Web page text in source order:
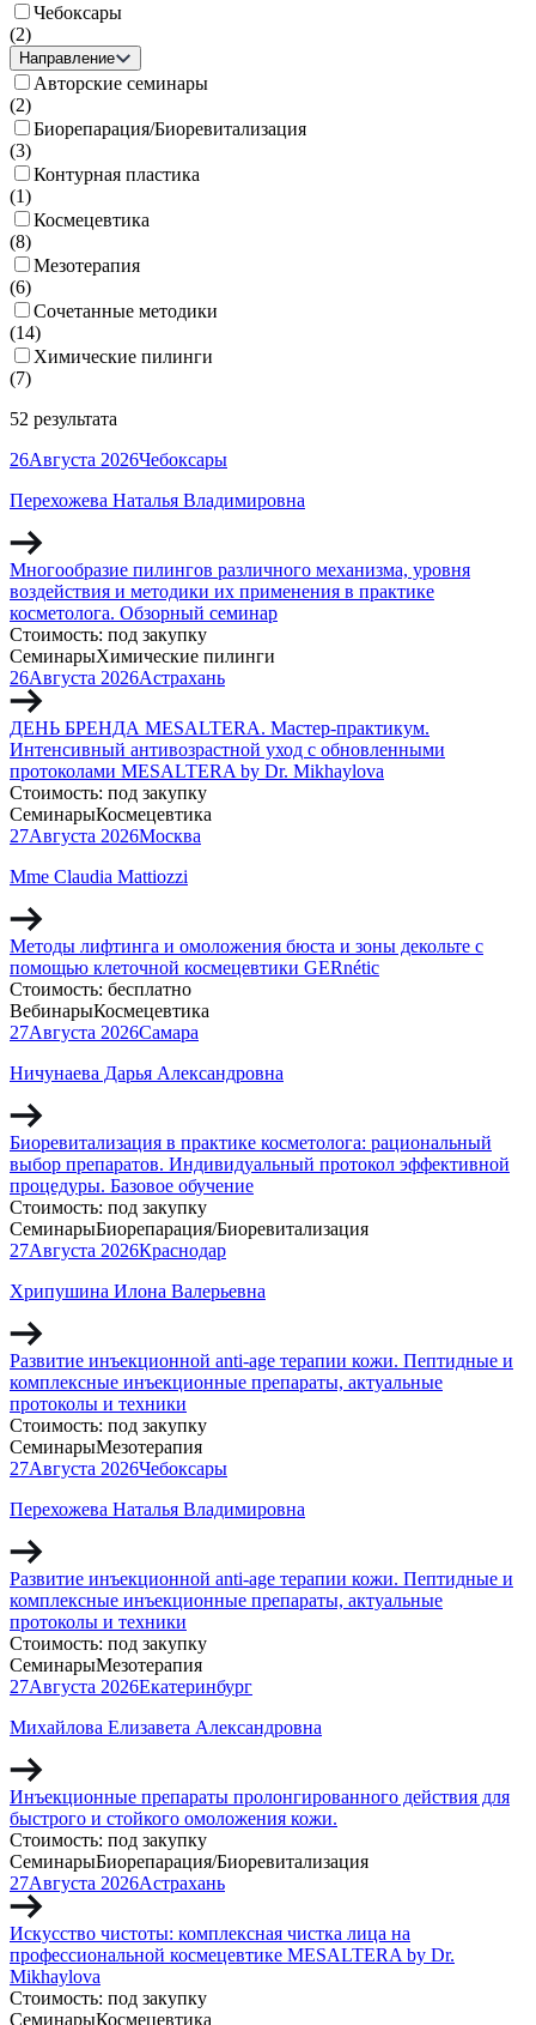
Чебоксары
(2)
Направление
Авторские семинары
(2)
Биорепарация/Биоревитализация
(3)
Контурная пластика
(1)
Космецевтика
(8)
Мезотерапия
(6)
Сочетанные методики
(14)
Химические пилинги
(7)
52 результата
26Августа 2026Чебоксары
Перехожева Наталья Владимировна
Многообразие пилингов различного механизма, уровня
воздействия и методики их применения в практике
косметолога. Обзорный семинар
Стоимость: под закупку
СеминарыХимические пилинги
26Августа 2026Астрахань
ДЕНЬ БРЕНДА MESALTERA. Мастер-практикум.
Интенсивный антивозрастной уход с обновленными
протоколами MESALTERA by Dr. Mikhaylova
Стоимость: под закупку
СеминарыКосмецевтика
27Августа 2026Москва
Mme Claudia Mattiozzi
Методы лифтинга и омоложения бюста и зоны декольте с
помощью клеточной космецевтики GERnétic
Стоимость: бесплатно
ВебинарыКосмецевтика
27Августа 2026Самара
Ничунаева Дарья Александровна
Биоревитализация в практике косметолога: рациональный
выбор препаратов. Индивидуальный протокол эффективной
процедуры. Базовое обучение
Стоимость: под закупку
СеминарыБиорепарация/Биоревитализация
27Августа 2026Краснодар
Хрипушина Илона Валерьевна
Развитие инъекционной anti-age терапии кожи. Пептидные и
комплексные инъекционные препараты, актуальные
протоколы и техники
Стоимость: под закупку
СеминарыМезотерапия
27Августа 2026Чебоксары
Перехожева Наталья Владимировна
Развитие инъекционной anti-age терапии кожи. Пептидные и
комплексные инъекционные препараты, актуальные
протоколы и техники
Стоимость: под закупку
СеминарыМезотерапия
27Августа 2026Екатеринбург
Михайлова Елизавета Александровна
Инъекционные препараты пролонгированного действия для
быстрого и стойкого омоложения кожи.
Стоимость: под закупку
СеминарыБиорепарация/Биоревитализация
27Августа 2026Астрахань
Искусство чистоты: комплексная чистка лица на
профессиональной космецевтике MESALTERA by Dr.
Mikhaylova
Стоимость: под закупку
СеминарыКосмецевтика